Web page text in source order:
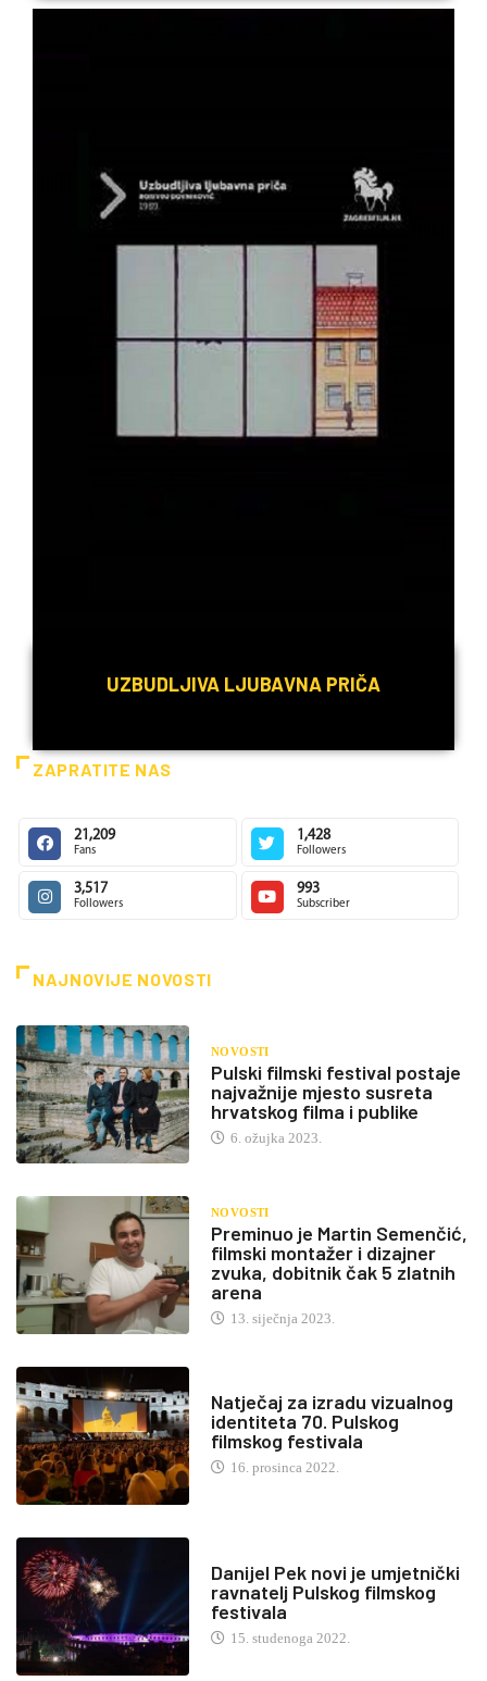
UZBUDLJIVA LJUBAVNA PRIČA
Detaljnije
ZAPRATITE NAS
21,209
Fans
1,428
Followers
3,517
Followers
993
Subscriber
NAJNOVIJE NOVOSTI
NOVOSTI
Pulski filmski festival postaje
najvažnije mjesto susreta
hrvatskog filma i publike
6. ožujka 2023.
NOVOSTI
Preminuo je Martin Semenčić,
filmski montažer i dizajner
zvuka, dobitnik čak 5 zlatnih
arena
13. siječnja 2023.
Natječaj za izradu vizualnog
identiteta 70. Pulskog
filmskog festivala
16. prosinca 2022.
Danijel Pek novi je umjetnički
ravnatelj Pulskog filmskog
festivala
15. studenoga 2022.